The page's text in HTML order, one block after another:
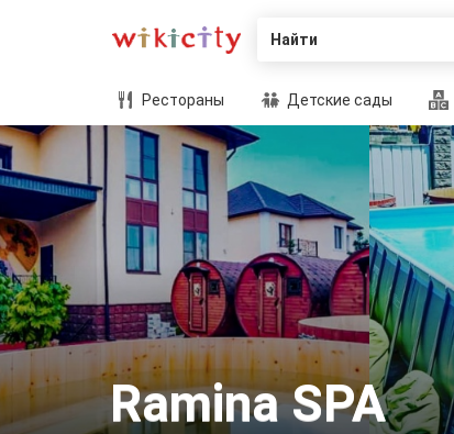
Найти
Рестораны Детские сады
Ramina SPA